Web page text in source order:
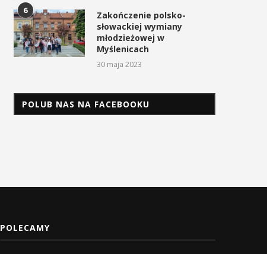
6
Zakończenie polsko-
słowackiej wymiany
młodzieżowej w
Myślenicach
30 maja 2023
POLUB NAS NA FACEBOOKU
POLECAMY